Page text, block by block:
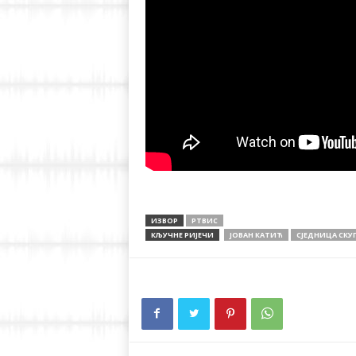
ИЗВОР
РТВИС
КЉУЧНЕ РИЈЕЧИ
ЈОВАН КАТИЋ СЈЕДНИЦА